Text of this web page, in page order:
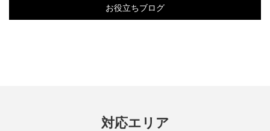
お役立ちブログ
対応エリア